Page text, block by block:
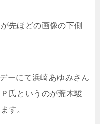
先ほどの画像の下側
ーにて浜崎あゆみさん
氏というのが荒木駿
す。